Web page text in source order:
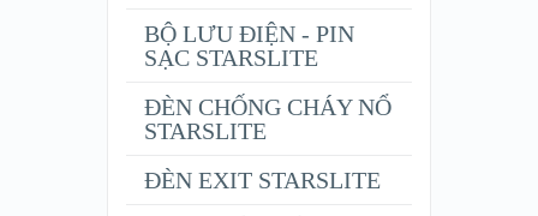
BỘ LƯU ĐIỆN - PIN
SẠC STARSLITE
ĐÈN CHỐNG CHÁY NỔ
STARSLITE
ĐÈN EXIT STARSLITE